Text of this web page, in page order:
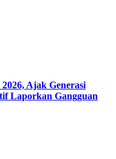
Ajak Generasi
Laporkan Gangguan